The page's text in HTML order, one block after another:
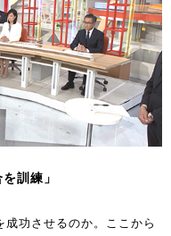
訓練」
功させるのか。ここから